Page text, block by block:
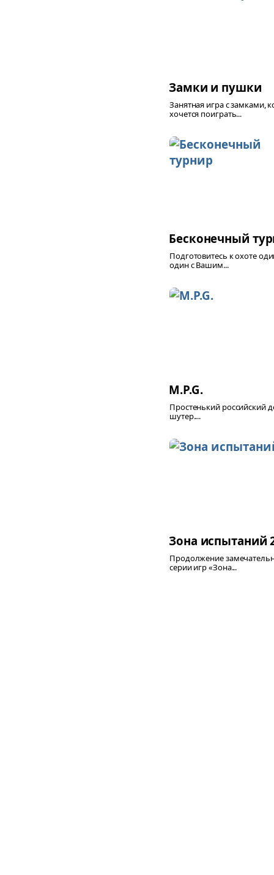
Замки и пушки
Занятная игра с замками,
хочется поиграть...
Бесконечный
Подготовитесь к охоте
один с Вашим...
M.P.G.
Простенький российский
шутер....
Зона испытаний
Продолжение
серии игр «Зона...